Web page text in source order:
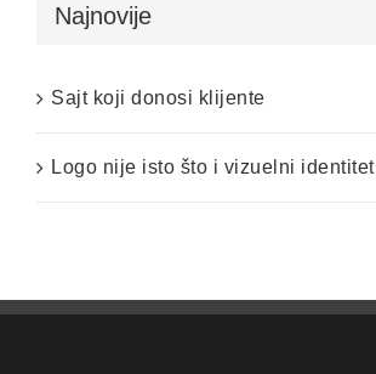
Najnovije
Sajt koji donosi klijente
Logo nije isto što i vizuelni identitet